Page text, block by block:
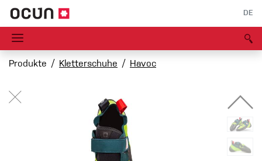
DE
Produkte Kletterschuhe Havoc